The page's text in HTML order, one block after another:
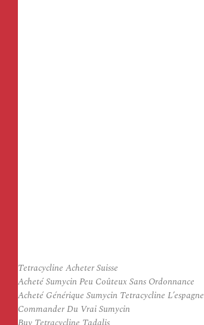
Tetracycline Acheter Suisse
Acheté Sumycin Peu Coûteux Sans Ordonnance
Acheté Générique Sumycin Tetracycline L’espagne
Commander Du Vrai Sumycin